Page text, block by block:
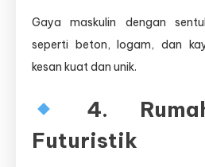
Gaya maskulin dengan
seperti beton, logam, dan
kesan kuat dan unik.
4.
Futuristik